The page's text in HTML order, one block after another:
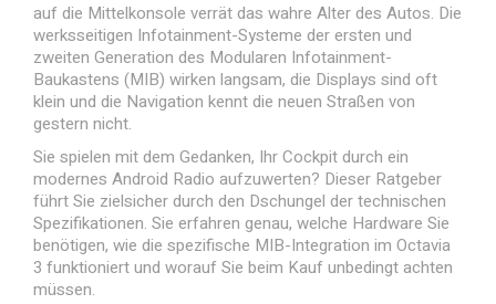
auf die Mittelkonsole verrät das wahre Alter des Autos. Die
werksseitigen Infotainment-Systeme der ersten und
zweiten Generation des Modularen Infotainment-
Baukastens (MIB) wirken langsam, die Displays sind oft
klein und die Navigation kennt die neuen Straßen von
gestern nicht.
Sie spielen mit dem Gedanken, Ihr Cockpit durch ein
modernes Android Radio aufzuwerten? Dieser Ratgeber
führt Sie zielsicher durch den Dschungel der technischen
Spezifikationen. Sie erfahren genau, welche Hardware Sie
benötigen, wie die spezifische MIB-Integration im Octavia
3 funktioniert und worauf Sie beim Kauf unbedingt achten
müssen.